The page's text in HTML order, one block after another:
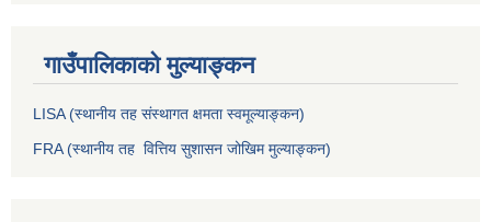
गाउँपालिकाको मुल्याङ्कन
LISA (स्थानीय तह संस्थागत क्षमता स्वमूल्याङ्कन)
FRA (स्थानीय तह वित्तिय सुशासन जोखिम मुल्याङ्कन)